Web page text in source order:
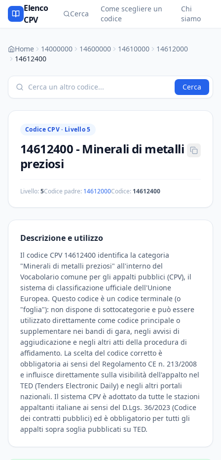
Elenco
CPV
Cerca
Come scegliere un
codice
Chi
siamo
Home 14000000 14600000 14610000
14612000
14612400
Cerca
Codice CPV · Livello 5
14612400- Minerali di metalli
preziosi
Livello:5Codice padre: 14612000Codice: 14612400
Descrizione e utilizzo
Il codice CPV 14612400 identifica la categoria
"Minerali di metalli preziosi" all'interno del
Vocabolario comune per gli appalti pubblici (CPV), il
sistema di classificazione ufficiale dell'Unione
Europea. Questo codice è un codice terminale (o
"foglia"): non dispone di sottocategorie e può essere
utilizzato direttamente come codice principale o
supplementare nei bandi di gara, negli avvisi di
aggiudicazione e negli altri atti della procedura di
affidamento. La scelta del codice corretto è
obbligatoria ai sensi del Regolamento CE n. 213/2008
e influisce direttamente sulla visibilità dell'appalto nel
TED (Tenders Electronic Daily) e negli altri portali
nazionali. Il sistema CPV è adottato da tutte le stazioni
appaltanti italiane ai sensi del D.Lgs. 36/2023 (Codice
dei contratti pubblici) ed è obbligatorio per tutti gli
appalti sopra soglia pubblicati su TED.